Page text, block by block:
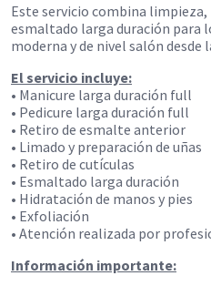
Este servicio combina
esmaltado larga duración para
moderna y de nivel salón desde
El servicio incluye:
• Manicure larga duración full
• Pedicure larga duración full
• Retiro de esmalte anterior
• Limado y preparación de uñas
• Retiro de cutículas
• Esmaltado larga duración
• Hidratación de manos y pies
• Exfoliación
• Atención realizada por
Información importante: